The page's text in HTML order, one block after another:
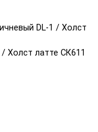
Холст латте СК611